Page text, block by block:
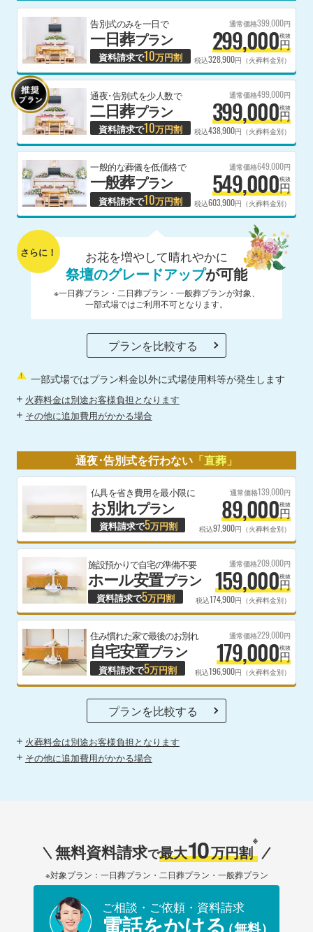
告別式のみを一日で
一日葬プラン
資料請求で10万円割
通常価格399,000円
299,000円
税抜
税込328,900円（火葬料金別）
通夜･告別式を少人数で
二日葬プラン
資料請求で10万円割
通常価格499,000円
399,000円
税抜
税込438,900円（火葬料金別）
一般的な葬儀を低価格で
一般葬プラン
資料請求で10万円割
通常価格649,000円
549,000円
税抜
税込603,900円（火葬料金別）
さらに！ お花を増やして晴れやかに
祭壇のグレードアップが可能
※一日葬プラン・二日葬プラン・一般葬プランが対象、
一部式場ではご利用不可となります。
プランを比較する
一部式場ではプラン料金以外に式場使用料等が発生します
火葬料金は別途お客様負担となります
その他に追加費用がかかる場合
通夜･告別式を行わない 「直葬」
仏具を省き費用を最小限に
お別れプラン
資料請求で5万円割
通常価格139,000円
89,000円
税抜
税込97,900円（火葬料金別）
施設預かりで自宅の準備不要
ホール安置プラン
資料請求で5万円割
通常価格209,000円
159,000円
税抜
税込174,900円（火葬料金別）
住み慣れた家で最後のお別れ
自宅安置プラン
資料請求で5万円割
通常価格229,000円
179,000円
税抜
税込196,900円（火葬料金別）
プランを比較する
火葬料金は別途お客様負担となります
その他に追加費用がかかる場合
無料資料請求で最大10万円割
※
※対象プラン：一日葬プラン・二日葬プラン・一般葬プラン
ご相談・ご依頼・資料請求
電話をかける（無料）